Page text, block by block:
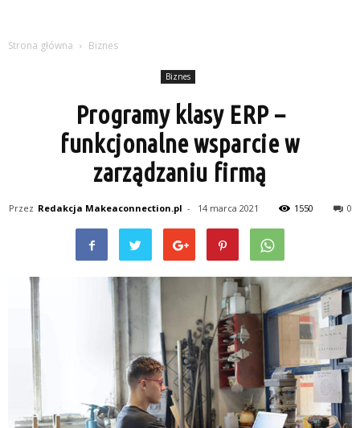
Strona główna Biznes
Biznes
Programy klasy ERP –
funkcjonalne wsparcie w
zarządzaniu firmą
Przez Redakcja Makeaconnection.pl - 14 marca 2021 1550 0